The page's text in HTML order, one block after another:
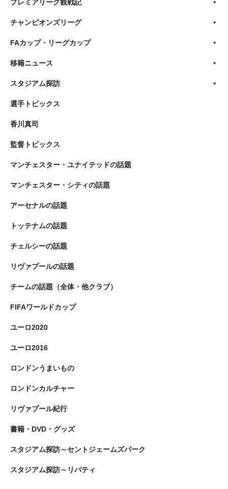
プレミアリーグ観戦記
チャンピオンズリーグ
FAカップ・リーグカップ
移籍ニュース
スタジアム探訪
選手トピックス
香川真司
監督トピックス
マンチェスター・ユナイテッドの話題
マンチェスター・シティの話題
アーセナルの話題
トッテナムの話題
チェルシーの話題
リヴァプールの話題
チームの話題（全体・他クラブ）
FIFAワールドカップ
ユーロ2020
ユーロ2016
ロンドンうまいもの
ロンドンカルチャー
リヴァプール紀行
書籍・DVD・グッズ
スタジアム探訪～セントジェームズパーク
スタジアム探訪～リバティ